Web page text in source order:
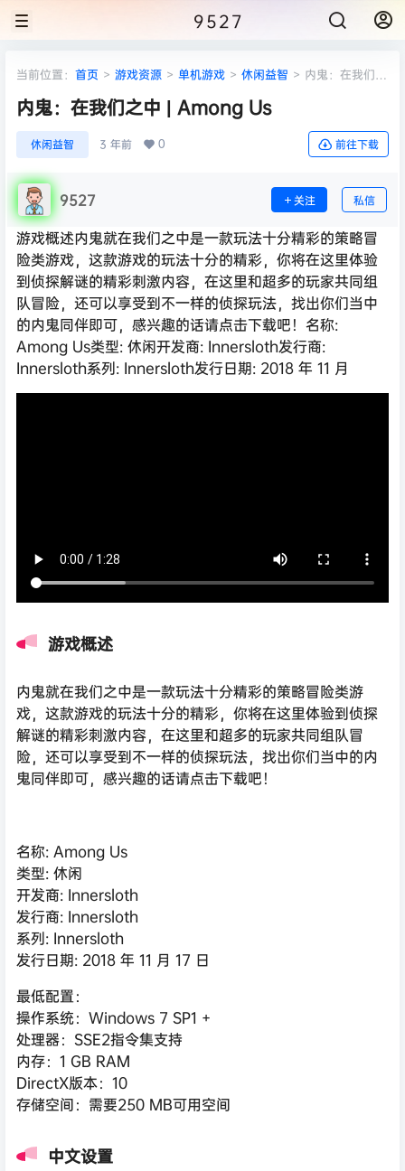
9527
当前位置： 首页 > 游戏资源 > 单机游戏 > 休闲益智 > 内鬼：在我们之
内鬼：在我们之中 | Among Us
休闲益智 3 年前 0 前往下载
9527 关注 私信
游戏概述内鬼就在我们之中是一款玩法十分精彩的策略冒
险类游戏，这款游戏的玩法十分的精彩，你将在这里体验
到侦探解谜的精彩刺激内容，在这里和超多的玩家共同组
队冒险，还可以享受到不一样的侦探玩法，找出你们当中
的内鬼同伴即可，感兴趣的话请点击下载吧！名称:
Among Us类型: 休闲开发商: Innersloth发行商:
Innersloth系列: Innersloth发行日期: 2018 年 11 月
游戏概述
内鬼就在我们之中是一款玩法十分精彩的策略冒险类游
戏，这款游戏的玩法十分的精彩，你将在这里体验到侦探
解谜的精彩刺激内容，在这里和超多的玩家共同组队冒
险，还可以享受到不一样的侦探玩法，找出你们当中的内
鬼同伴即可，感兴趣的话请点击下载吧！
名称: Among Us
类型: 休闲
开发商: Innersloth
发行商: Innersloth
系列: Innersloth
发行日期: 2018 年 11 月 17 日
最低配置：
操作系统：Windows 7 SP1 +
处理器：SSE2指令集支持
内存：1 GB RAM
DirectX版本：10
存储空间：需要250 MB可用空间
中文设置